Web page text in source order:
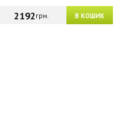
В КОШИК
2192грн.